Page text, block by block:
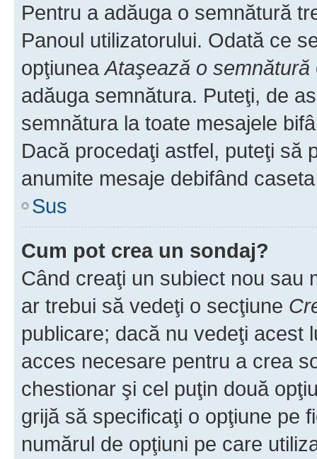
Pentru a adăuga o semnătură
Panoul utilizatorului. Odată ce
opţiuneaAtaşează o semnătură
adăuga semnătura. Puteţi, de
semnătura la toate mesajele
Dacă procedaţi astfel, puteţi să
anumite mesaje debifând
Sus
Cum pot crea un sondaj?
Când creaţi un subiect nou sau
ar trebui să vedeţi o secţiune
publicare; dacă nu vedeţi acest
acces necesare pentru a crea
chestionar şi cel puţin două
grijă să specificaţi o opţiune pe
numărul de opţiuni pe care